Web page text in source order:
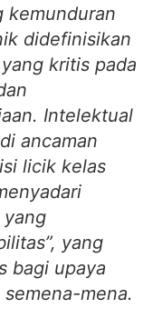
kemunduran
didefinisikan
kritis pada
Intelektual
ancaman
licik kelas
yang
yang
bagi upaya
mena.